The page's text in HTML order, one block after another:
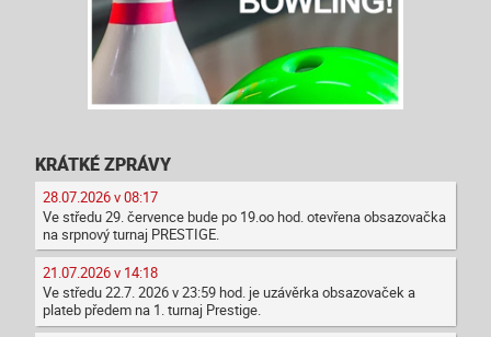
KRÁTKÉ ZPRÁVY
28.07.2026 v 08:17
Ve středu 29. července bude po 19.oo hod. otevřena obsazovačka
na srpnový turnaj PRESTIGE.
21.07.2026 v 14:18
Ve středu 22.7. 2026 v 23:59 hod. je uzávěrka obsazovaček a
plateb předem na 1. turnaj Prestige.